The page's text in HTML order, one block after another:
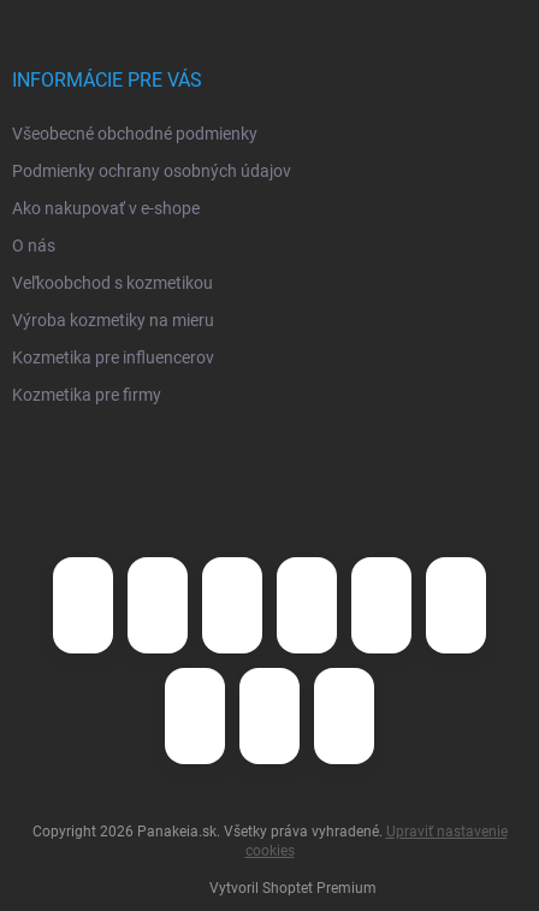
INFORMÁCIE PRE VÁS
Všeobecné obchodné podmienky
Podmienky ochrany osobných údajov
Ako nakupovať v e-shope
O nás
Veľkoobchod s kozmetikou
Výroba kozmetiky na mieru
Kozmetika pre influencerov
Kozmetika pre firmy
Vytvoril Shoptet Premium
Copyright 2026 Panakeia.sk. Všetky práva vyhradené. Upraviť nastavenie
cookies